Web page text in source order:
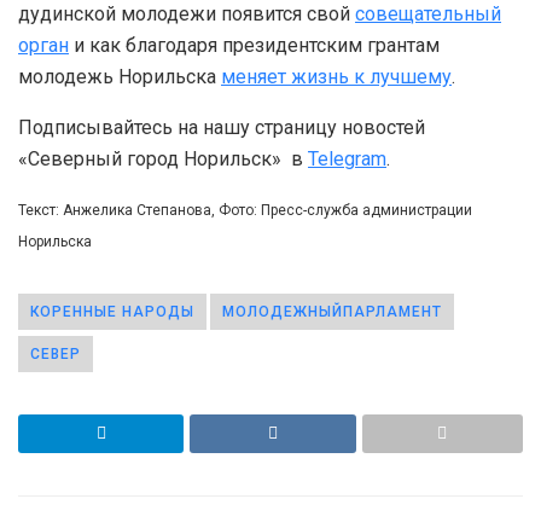
дудинской молодежи появится свой совещательный
орган и как благодаря президентским грантам
молодежь Норильска меняет жизнь к лучшему.
Подписывайтесь на нашу страницу новостей
«Северный город Норильск» в Telegram.
Текст: Анжелика Степанова, Фото: Пресс-служба администрации
Норильска
КОРЕННЫЕ НАРОДЫ МОЛОДЕЖНЫЙПАРЛАМЕНТ
СЕВЕР